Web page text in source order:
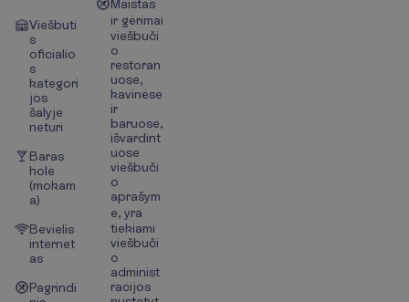
Viešbuti
s
oficialio
s
kategori
jos
šalyje
neturi
Baras
hole
(mokam
a)
Bevielis
internet
as
Pagrindi
Maistas
ir gėrimai
viešbuči
o
restoran
uose,
kavinėse
ir
baruose,
išvardint
uose
viešbuči
o
aprašym
e, yra
tiekiami
viešbuči
o
administ
racijos